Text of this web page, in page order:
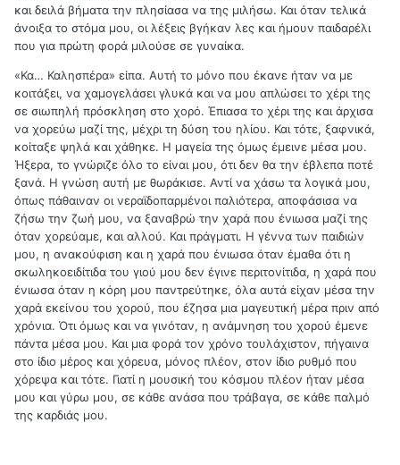
και δειλά βήματα την πλησίασα να της μιλήσω. Και όταν τελικά
άνοιξα το στόμα μου, οι λέξεις βγήκαν λες και ήμουν παιδαρέλι
που για πρώτη φορά μιλούσε σε γυναίκα.
«Κα… Καλησπέρα» είπα. Αυτή το μόνο που έκανε ήταν να με
κοιτάξει, να χαμογελάσει γλυκά και να μου απλώσει το χέρι της
σε σιωπηλή πρόσκληση στο χορό. Έπιασα το χέρι της και άρχισα
να χορεύω μαζί της, μέχρι τη δύση του ηλίου. Και τότε, ξαφνικά,
κοίταξε ψηλά και χάθηκε. Η μαγεία της όμως έμεινε μέσα μου.
Ήξερα, το γνώριζε όλο το είναι μου, ότι δεν θα την έβλεπα ποτέ
ξανά. Η γνώση αυτή με θωράκισε. Αντί να χάσω τα λογικά μου,
όπως πάθαιναν οι νεραϊδοπαρμένοι παλιότερα, αποφάσισα να
ζήσω την ζωή μου, να ξαναβρώ την χαρά που ένιωσα μαζί της
όταν χορεύαμε, και αλλού. Και πράγματι. Η γέννα των παιδιών
μου, η ανακούφιση και η χαρά που ένιωσα όταν έμαθα ότι η
σκωληκοειδίτιδα του γιού μου δεν έγινε περιτονίτιδα, η χαρά που
ένιωσα όταν η κόρη μου παντρεύτηκε, όλα αυτά είχαν μέσα την
χαρά εκείνου του χορού, που έζησα μια μαγευτική μέρα πριν από
χρόνια. Ότι όμως και να γινόταν, η ανάμνηση του χορού έμενε
πάντα μέσα μου. Και μια φορά τον χρόνο τουλάχιστον, πήγαινα
στο ίδιο μέρος και χόρευα, μόνος πλέον, στον ίδιο ρυθμό που
χόρεψα και τότε. Γιατί η μουσική του κόσμου πλέον ήταν μέσα
μου και γύρω μου, σε κάθε ανάσα που τράβαγα, σε κάθε παλμό
της καρδιάς μου.